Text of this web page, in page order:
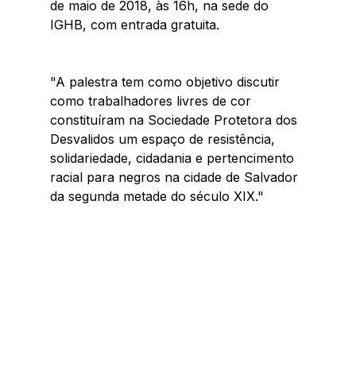
de maio de 2018, às 16h, na sede do
IGHB, com entrada gratuita.
"A palestra tem como objetivo discutir
como trabalhadores livres de cor
constituíram na Sociedade Protetora dos
Desvalidos um espaço de resistência,
solidariedade, cidadania e pertencimento
racial para negros na cidade de Salvador
da segunda metade do século XIX."